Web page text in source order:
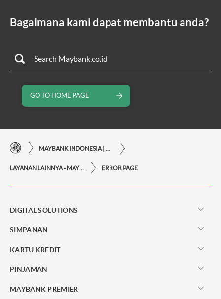
Bagaimana kami dapat membantu anda?
GO TO HOME PAGE
ERROR PAGE
DIGITAL SOLUTIONS
SIMPANAN
KARTU KREDIT
PINJAMAN
MAYBANK PREMIER